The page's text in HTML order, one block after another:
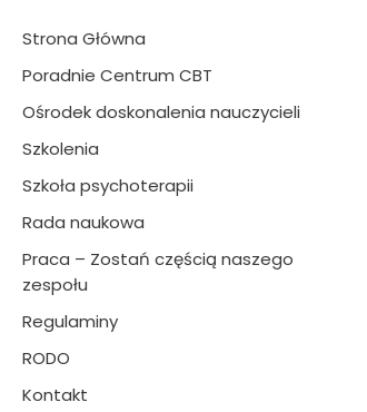
Strona Główna
Poradnie Centrum CBT
Ośrodek doskonalenia nauczycieli
Szkolenia
Szkoła psychoterapii
Rada naukowa
Praca – Zostań częścią naszego
zespołu
Regulaminy
RODO
Kontakt